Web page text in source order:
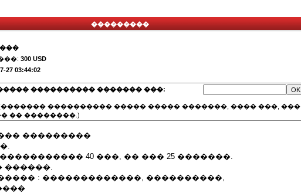
���������
300 USD
27 03:44:02
���������� ������� ���:
���������� ����� ����� �������, ���� ���, ���
�� ��������.)
���������
40 ���, �� ��� 25 �������.
������.
: �������������, ����������,